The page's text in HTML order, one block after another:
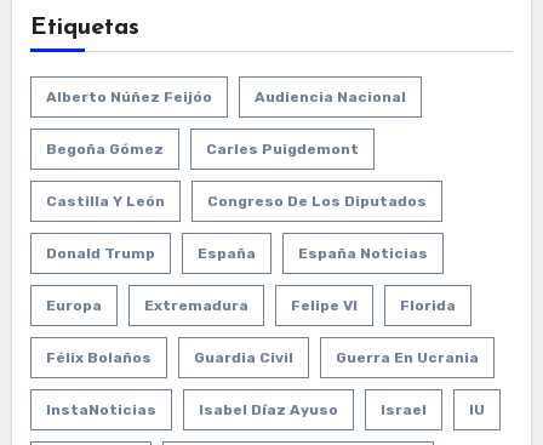
Etiquetas
Alberto Núñez Feijóo Audiencia Nacional
Begoña Gómez Carles Puigdemont
Castilla Y León Congreso De Los Diputados
Donald Trump España España Noticias
Europa Extremadura Felipe VI Florida
Félix Bolaños Guardia Civil Guerra En Ucrania
InstaNoticias Isabel Díaz Ayuso Israel IU